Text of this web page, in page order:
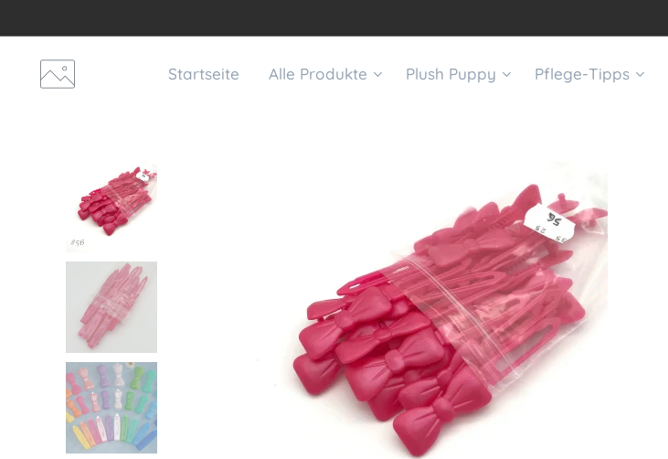
Startseite Alle Produkte Plush Puppy Pflege-Tipps